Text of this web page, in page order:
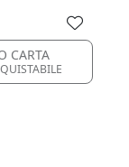
CARTA
ACQUISTABILE